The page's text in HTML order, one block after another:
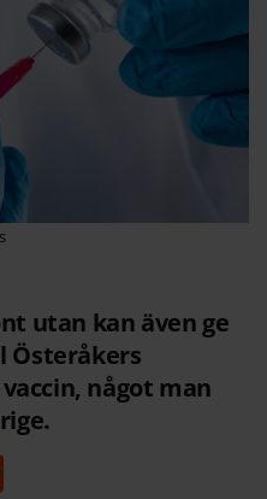
utan kan även ge
Österåkers
något man